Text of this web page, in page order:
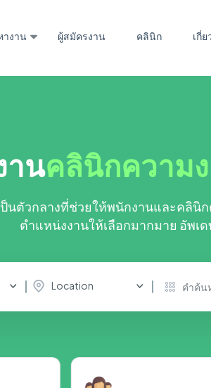
างาน ผู้สมัครงาน คลินิก เกี่
านคลินิกความ
ป็นตัวกลางที่ช่วยให้พนักงานและคลินิ
ตำแหน่งงานให้เลือกมากมาย อัพเ
Location